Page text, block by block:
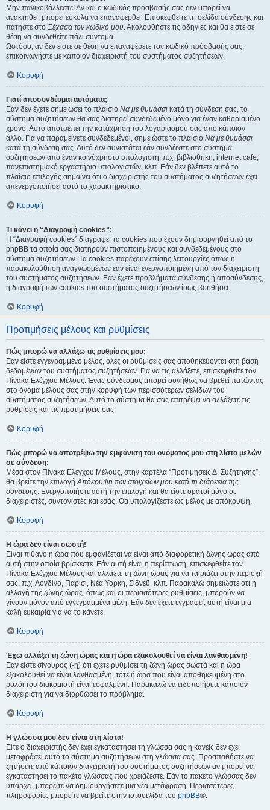
Μην πανικοβάλλεστε! Αν και ο κωδικός πρόσβασής σας δεν μπορεί να
ανακτηθεί, μπορεί εύκολα να επαναφερθεί. Επισκεφθείτε τη σελίδα σύνδεσης και
πατήστε στο Ξέχασα τον κωδικό μου. Ακολουθήστε τις οδηγίες και θα είστε σε
θέση να συνδεθείτε πάλι σύντομα.
Ωστόσο, αν δεν είστε σε θέση να επαναφέρετε τον κωδικό πρόσβασής σας,
επικοινωνήστε με κάποιον διαχειριστή του συστήματος συζητήσεων.
Κορυφή
Γιατί αποσυνδέομαι αυτόματα;
Εάν δεν έχετε σημειώσει το πλαίσιο Να με θυμάσαι κατά τη σύνδεση σας, το
σύστημα συζητήσεων θα σας διατηρεί συνδεδεμένο μόνο για έναν καθορισμένο
χρόνο. Αυτό αποτρέπει την κατάχρηση του λογαριασμού σας από κάποιον
άλλο. Για να παραμείνετε συνδεδεμένοι, σημειώστε το πλαίσιο Να με θυμάσαι
κατά τη σύνδεση σας. Αυτό δεν συνιστάται εάν συνδέεστε στο σύστημα
συζητήσεων από έναν κοινόχρηστο υπολογιστή, π.χ. βιβλιοθήκη, internet cafe,
πανεπιστημιακό εργαστήριο υπολογιστών, κλπ. Εάν δεν βλέπετε αυτό το
πλαίσιο επιλογής σημαίνει ότι ο διαχειριστής του συστήματος συζητήσεων έχει
απενεργοποιήσει αυτό το χαρακτηριστικό.
Κορυφή
Τι κάνει η “Διαγραφή cookies”;
Η “Διαγραφή cookies” διαγράφει τα cookies που έχουν δημιουργηθεί από το
phpBB τα οποία σας διατηρούν πιστοποιημένους και συνδεδεμένους στο
σύστημα συζητήσεων. Τα cookies παρέχουν επίσης λειτουργίες όπως η
παρακολούθηση αναγνωσμένων εάν είναι ενεργοποιημένη από τον διαχειριστή
του συστήματος συζητήσεων. Εάν έχετε προβλήματα σύνδεσης ή αποσύνδεσης,
η διαγραφή των cookies του συστήματος συζητήσεων ίσως βοηθήσει.
Κορυφή
Προτιμήσεις μέλους και ρυθμίσεις
Πώς μπορώ να αλλάξω τις ρυθμίσεις μου;
Εάν είστε εγγεγραμμένο μέλος, όλες οι ρυθμίσεις σας αποθηκεύονται στη βάση
δεδομένων του συστήματος συζητήσεων. Για να τις αλλάξετε, επισκεφθείτε τον
Πίνακα Ελέγχου Μέλους. Ένας σύνδεσμος μπορεί συνήθως να βρεθεί πατώντας
στο όνομα μέλους σας στην κορυφή των περισσότερων σελίδων του
συστήματος συζητήσεων. Αυτό το σύστημα θα σας επιτρέψει να αλλάξετε τις
ρυθμίσεις και τις προτιμήσεις σας.
Κορυφή
Πώς μπορώ να αποτρέψω την εμφάνιση του ονόματος μου στη λίστα μελών
σε σύνδεση;
Μέσα στον Πίνακα Ελέγχου Μέλους, στην καρτέλα “Προτιμήσεις Δ. Συζήτησης”,
θα βρείτε την επιλογήΑπόκρυψη των στοιχείων μου κατά τη διάρκεια της
σύνδεσης. Ενεργοποιήστε αυτή την επιλογή και θα είστε ορατοί μόνο σε
διαχειριστές, συντονιστές και εσάς. Θα υπολογίζεστε ως μέλος με απόκρυψη.
Κορυφή
Η ώρα δεν είναι σωστή!
Είναι πιθανό η ώρα που εμφανίζεται να είναι από διαφορετική ζώνης ώρας από
αυτή στην οποία βρίσκεστε. Εάν αυτή είναι η περίπτωση, επισκεφθείτε τον
Πίνακα Ελέγχου Μέλους και αλλάξτε τη ζώνη ώρας για να ταιριάζει στην περιοχή
σας, π.χ. Λονδίνο, Παρίσι, Νέα Υόρκη, Σίδνεϋ, κλπ. Παρακαλώ σημειώστε ότι η
αλλαγή της ζώνης ώρας, όπως και οι περισσότερες ρυθμίσεις, μπορούν να
γίνουν μόνον από εγγεγραμμένα μέλη. Εάν δεν έχετε εγγραφεί, αυτή είναι μια
καλή ευκαιρία για να το κάνετε.
Κορυφή
Έχω αλλάξει τη ζώνη ώρας και η ώρα εξακολουθεί να είναι λανθασμένη!
Εάν είστε σίγουρος (-η) ότι έχετε ρυθμίσει τη ζώνη ώρας σωστά και η ώρα
εξακολουθεί να είναι λανθασμένη, τότε ή ώρα που είναι αποθηκευμένη στο
ρολόι του διακομιστή είναι εσφαλμένη. Παρακαλώ να ειδοποιήσετε κάποιον
διαχειριστή για να διορθώσει το πρόβλημα.
Κορυφή
Η γλώσσα μου δεν είναι στη λίστα!
Είτε ο διαχειριστής δεν έχει εγκαταστήσει τη γλώσσα σας ή κανείς δεν έχει
μεταφράσει αυτό το σύστημα συζητήσεων στη γλώσσα σας. Προσπαθήστε να
ζητήσετε από κάποιον διαχειριστή του συστήματος συζητήσεων αν μπορεί να
εγκαταστήσει το πακέτο γλώσσας που χρειάζεστε. Εάν το πακέτο γλώσσας δεν
υπάρχει, μπορείτε να δημιουργήσετε μια νέα μετάφραση. Περισσότερες
πληροφορίες μπορείτε να βρείτε στην ιστοσελίδα του phpBB®.